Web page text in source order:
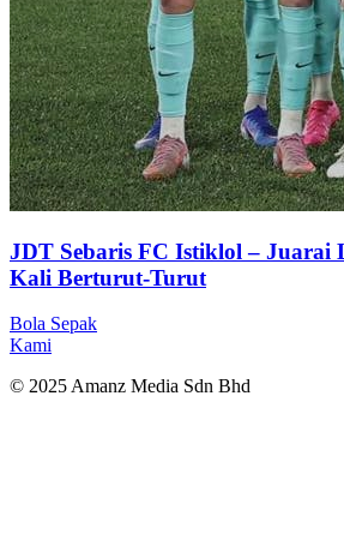
JDT Sebaris FC Istiklol – Juarai
Kali Berturut-Turut
Bola Sepak
Kami
© 2025 Amanz Media Sdn Bhd